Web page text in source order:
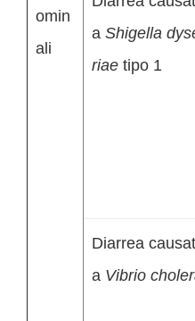
omin
ali
a Shigella
riae tipo 1
Diarrea
a Vibrio